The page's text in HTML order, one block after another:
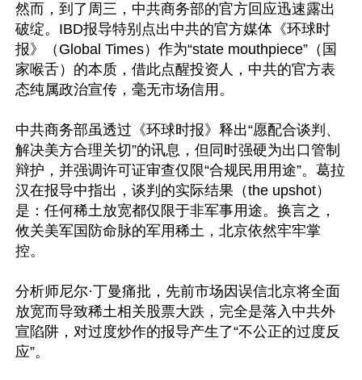
然而，到了周三，中共商务部的官方回应迅速露出
破绽。IBD报导特别点出中共的官方媒体《环球时
报》（Global Times）作为“state mouthpiece”（国
家喉舌）的本质，借此点醒投资人，中共的官方表
态纯属政治宣传，毫无市场信用。
中共商务部虽透过《环球时报》释出“愿配合谈判、
解决美方合理关切”的讯息，但同时强硬为出口管制
辩护，并强调许可证审查仅限“合规民用用途”。葛拉
汉在报导中指出，谈判的实际结果（the upshot）
是：任何稀土放宽都仅限于非军事用途。换言之，
攸关美军国防命脉的军用稀土，北京依然牢牢掌
控。
分析师尼尔·丁曼痛批，先前市场因误信北京将全面
放宽而导致稀土相关股票大跌，完全是落入中共外
宣陷阱，对过度炒作的报导产生了“不公正的过度反
应”。